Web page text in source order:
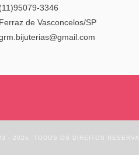
(11)95079-3346
Ferraz de Vasconcelos/SP
- 2026. TODOS OS DIREITOS